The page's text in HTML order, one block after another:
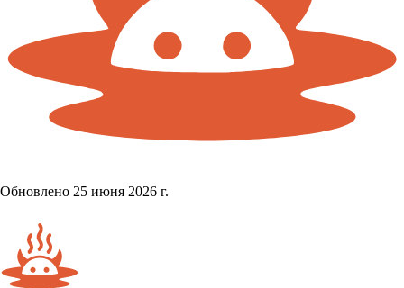
Обновлено 25 июня 2026 г.